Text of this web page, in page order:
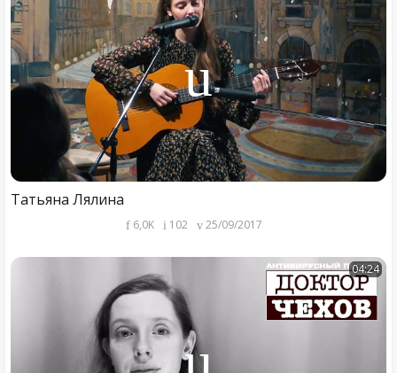
Татьяна Лялина
6,0K 102 25/09/2017
04:24